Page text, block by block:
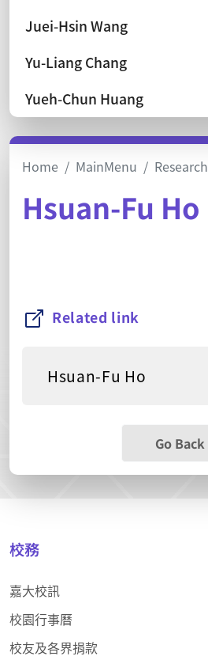
Juei-Hsin Wang
Yu-Liang Chang
Yueh-Chun Huang
Home MainMenu Research
Hsuan-Fu Ho
Related link
Hsuan-Fu Ho
Go Back
校務
嘉大校訊
校園行事曆
校友及各界捐款